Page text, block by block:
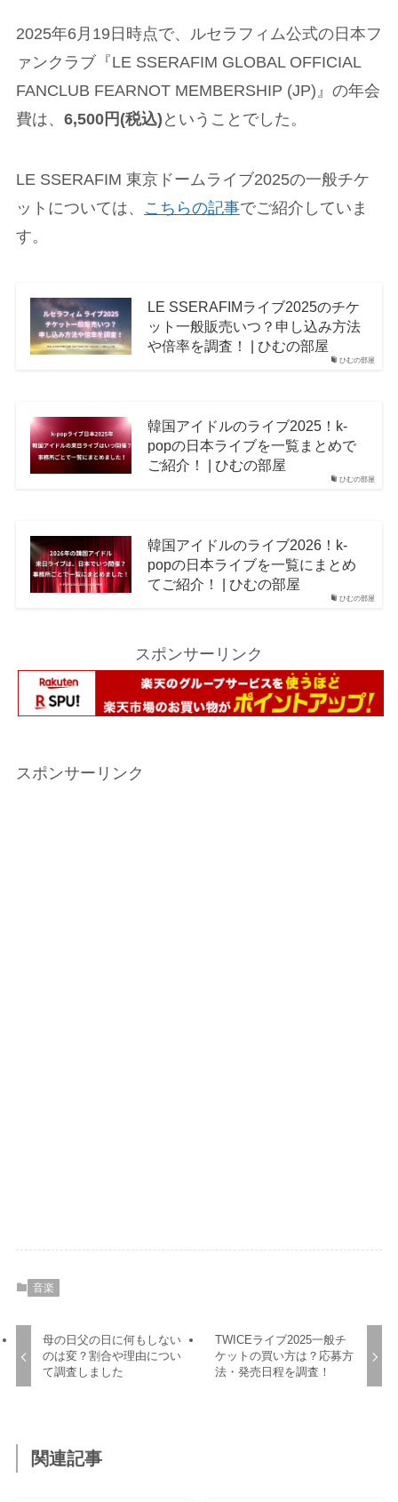
2025年6月19日時点で、ルセラフィム公式の日本フ
ァンクラブ『LE SSERAFIM GLOBAL OFFICIAL
FANCLUB FEARNOT MEMBERSHIP (JP)』の年会
費は、 6,500円(税込) ということでした。
LE SSERAFIM 東京ドームライブ2025の一般チケ
ットについては、
こちらの記事でご紹介していま
す。
ひむの部屋
LE SSERAFIMライブ2025のチケ
ット一般販売いつ？申し込み方法
や倍率を調査！ | ひむの部屋
ひむの部屋
韓国アイドルのライブ2025！k-
popの日本ライブを一覧まとめで
ご紹介！ | ひむの部屋
ひむの部屋
韓国アイドルのライブ2026！k-
popの日本ライブを一覧にまとめ
てご紹介！ | ひむの部屋
スポンサーリンク
スポンサーリンク
音楽
母の日父の日に何もしない
のは変？割合や理由につい
て調査しました
TWICEライブ2025一般チ
ケットの買い方は？応募方
法・発売日程を調査！
関連記事